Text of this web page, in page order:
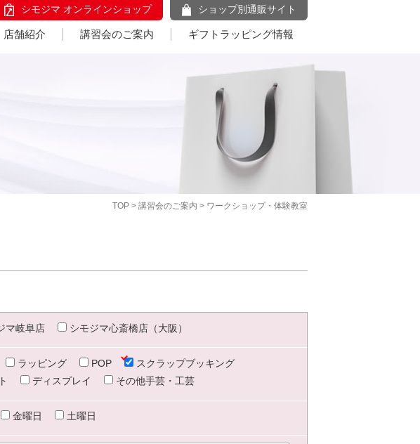
シモジマ オンラインショップ ショップ別通販サイト
店舗紹介 講習会のご案内 ギフトラッピング情報
TOP > 講習会のご案内 > ワークショップ・体験教室
マ岐阜店 シモジマ心斎橋店（大阪）
ラッピング POP
スクラップブッキング
ディスプレイ その他手芸・工芸
金曜日 土曜日